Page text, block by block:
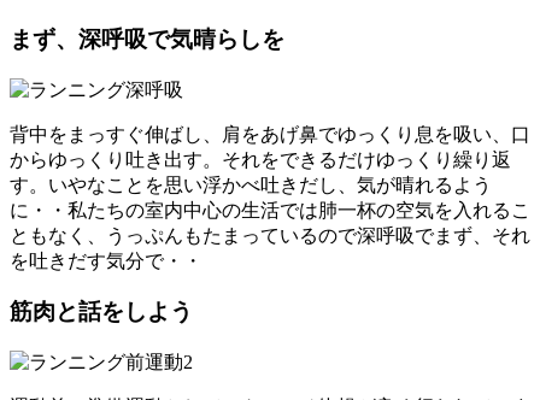
まず、深呼吸で気晴らしを
背中をまっすぐ伸ばし、肩をあげ鼻でゆっくり息を吸い、口
からゆっくり吐き出す。それをできるだけゆっくり繰り返
す。いやなことを思い浮かべ吐きだし、気が晴れるよう
に・・私たちの室内中心の生活では肺一杯の空気を入れるこ
ともなく、うっぷんもたまっているので深呼吸でまず、それ
を吐きだす気分で・・
筋肉と話をしよう